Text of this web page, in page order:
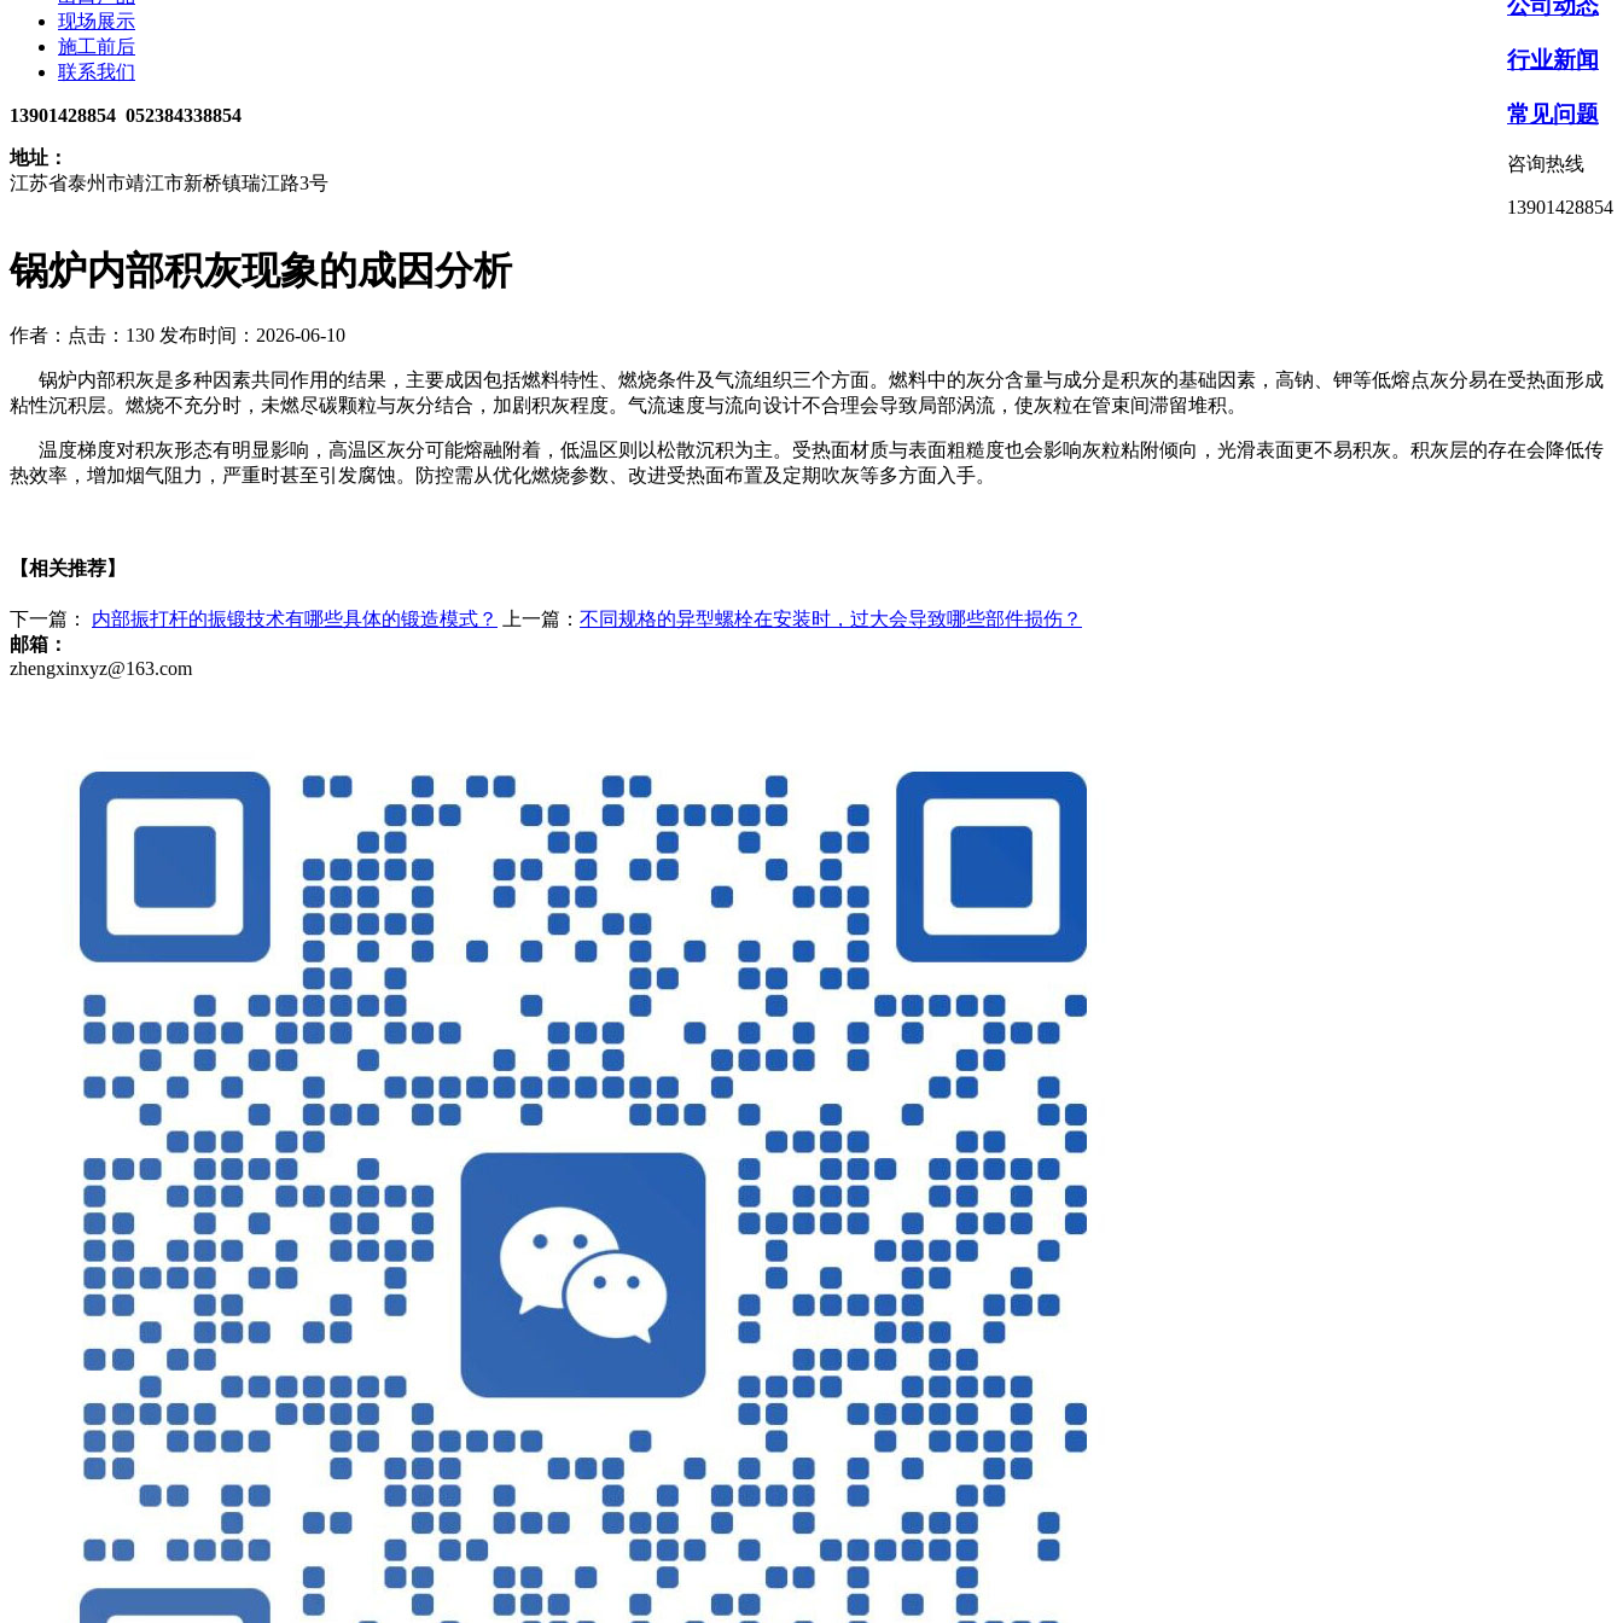
公司动态
行业新闻
常见问题
咨询热线
13901428854
​锅炉内部积灰现象的成因分析
作者： 点击：130 发布时间：2026-06-10
锅炉内部积灰是多种因素共同作用的结果，主要成因包括燃料特性、燃烧条件及气流组织三个方面。燃料中的灰分含量与成分是积灰的基础因素，高钠、钾等低熔点灰分易在受热面形成
粘性沉积层。燃烧不充分时，未燃尽碳颗粒与灰分结合，加剧积灰程度。气流速度与流向设计不合理会导致局部涡流，使灰粒在管束间滞留堆积。
温度梯度对积灰形态有明显影响，高温区灰分可能熔融附着，低温区则以松散沉积为主。受热面材质与表面粗糙度也会影响灰粒粘附倾向，光滑表面更不易积灰。积灰层的存在会降低传
热效率，增加烟气阻力，严重时甚至引发腐蚀。防控需从优化燃烧参数、改进受热面布置及定期吹灰等多方面入手。
【相关推荐】
下一篇： 内部振打杆的振锻技术有哪些具体的锻造模式？ 上一篇： ​不同规格的异型螺栓在安装时，过大会导致哪些部件损伤？
现场展示
施工前后
联系我们
13901428854 052384338854
地址：
江苏省泰州市靖江市新桥镇瑞江路3号
邮箱：
zhengxinxyz@163.com